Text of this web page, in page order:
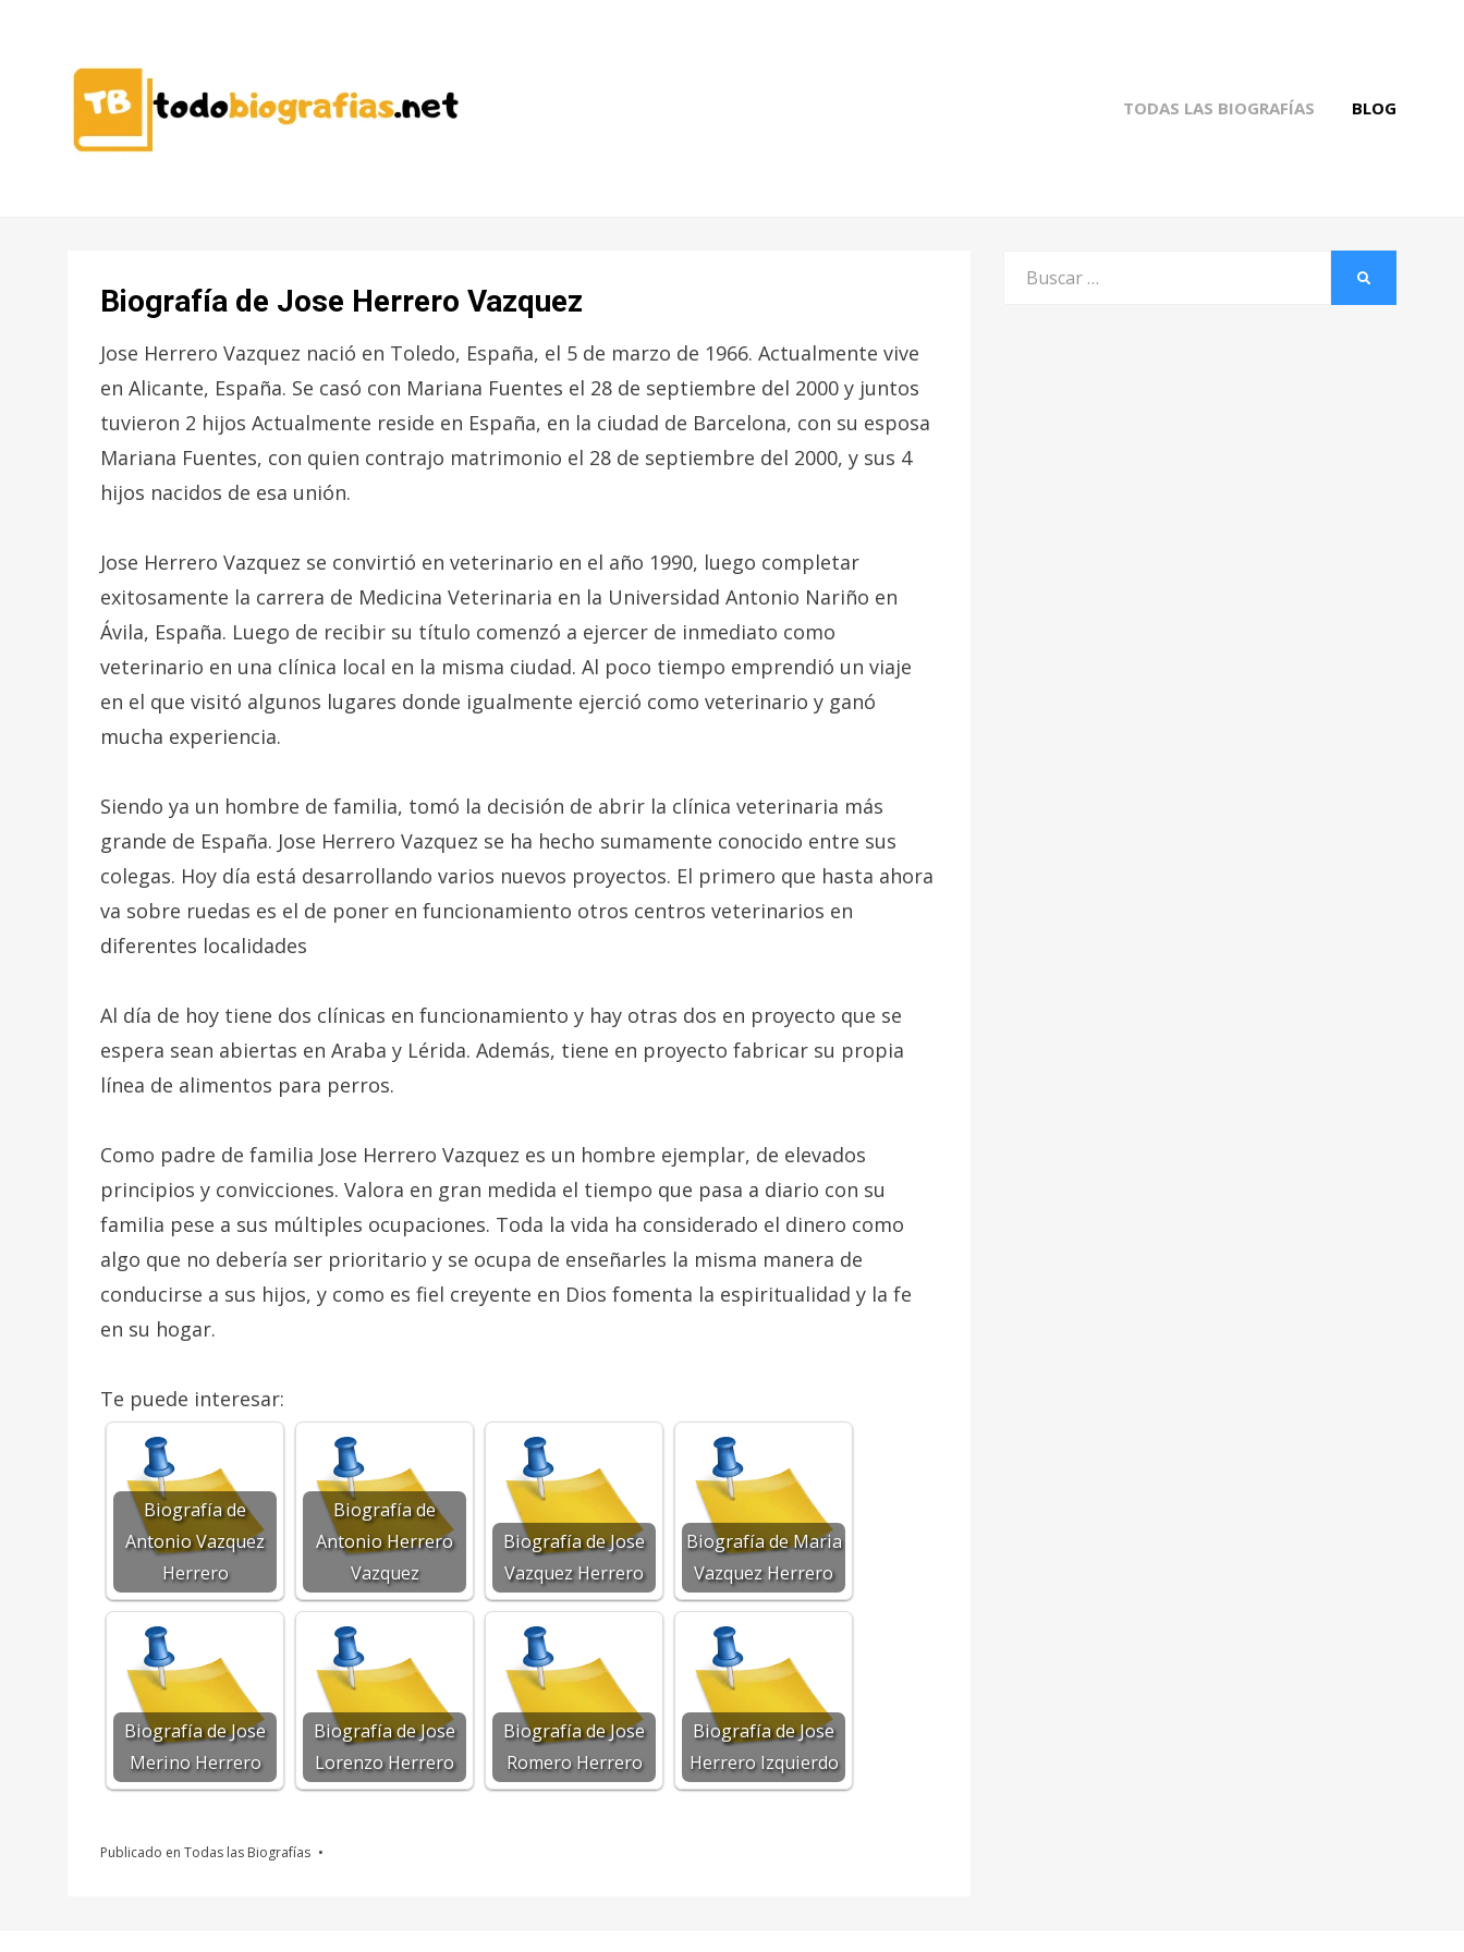
TODAS LAS BIOGRAFÍAS BLOG
Biografía de Jose Herrero Vazquez
Jose Herrero Vazquez nació en Toledo, España, el 5 de marzo de 1966. Actualmente vive
en Alicante, España. Se casó con Mariana Fuentes el 28 de septiembre del 2000 y juntos
tuvieron 2 hijos Actualmente reside en España, en la ciudad de Barcelona, con su esposa
Mariana Fuentes, con quien contrajo matrimonio el 28 de septiembre del 2000, y sus 4
hijos nacidos de esa unión.
Jose Herrero Vazquez se convirtió en veterinario en el año 1990, luego completar
exitosamente la carrera de Medicina Veterinaria en la Universidad Antonio Nariño en
Ávila, España. Luego de recibir su título comenzó a ejercer de inmediato como
veterinario en una clínica local en la misma ciudad. Al poco tiempo emprendió un viaje
en el que visitó algunos lugares donde igualmente ejerció como veterinario y ganó
mucha experiencia.
Siendo ya un hombre de familia, tomó la decisión de abrir la clínica veterinaria más
grande de España. Jose Herrero Vazquez se ha hecho sumamente conocido entre sus
colegas. Hoy día está desarrollando varios nuevos proyectos. El primero que hasta ahora
va sobre ruedas es el de poner en funcionamiento otros centros veterinarios en
diferentes localidades
Al día de hoy tiene dos clínicas en funcionamiento y hay otras dos en proyecto que se
espera sean abiertas en Araba y Lérida. Además, tiene en proyecto fabricar su propia
línea de alimentos para perros.
Como padre de familia Jose Herrero Vazquez es un hombre ejemplar, de elevados
principios y convicciones. Valora en gran medida el tiempo que pasa a diario con su
familia pese a sus múltiples ocupaciones. Toda la vida ha considerado el dinero como
algo que no debería ser prioritario y se ocupa de enseñarles la misma manera de
conducirse a sus hijos, y como es fiel creyente en Dios fomenta la espiritualidad y la fe
en su hogar.
Te puede interesar:
Biografía de
Antonio Vazquez
Herrero
Biografía de
Antonio Herrero
Vazquez
Biografía de Jose
Vazquez Herrero
Biografía de Maria
Vazquez Herrero
Biografía de Jose
Merino Herrero
Biografía de Jose
Lorenzo Herrero
Biografía de Jose
Romero Herrero
Biografía de Jose
Herrero Izquierdo
Publicado en Todas las Biografías
Buscar